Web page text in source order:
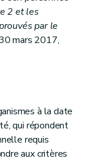
2 et les
par le
mars 2017,
à la date
qui répondent
requis
aux critères